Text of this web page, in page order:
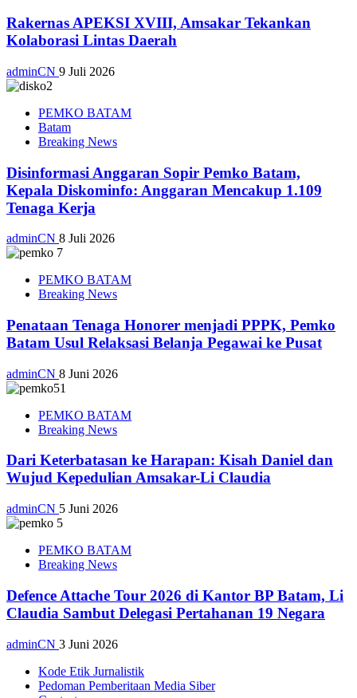
Rakernas APEKSI XVIII, Amsakar Tekankan
Kolaborasi Lintas Daerah
adminCN 9 Juli 2026
PEMKO BATAM
Batam
Breaking News
Disinformasi Anggaran Sopir Pemko Batam,
Kepala Diskominfo: Anggaran Mencakup 1.109
Tenaga Kerja
adminCN 8 Juli 2026
PEMKO BATAM
Breaking News
Penataan Tenaga Honorer menjadi PPPK, Pemko
Batam Usul Relaksasi Belanja Pegawai ke Pusat
adminCN 8 Juni 2026
PEMKO BATAM
Breaking News
Dari Keterbatasan ke Harapan: Kisah Daniel dan
Wujud Kepedulian Amsakar-Li Claudia
adminCN 5 Juni 2026
PEMKO BATAM
Breaking News
Defence Attache Tour 2026 di Kantor BP Batam, Li
Claudia Sambut Delegasi Pertahanan 19 Negara
adminCN 3 Juni 2026
Kode Etik Jurnalistik
Pedoman Pemberitaan Media Siber